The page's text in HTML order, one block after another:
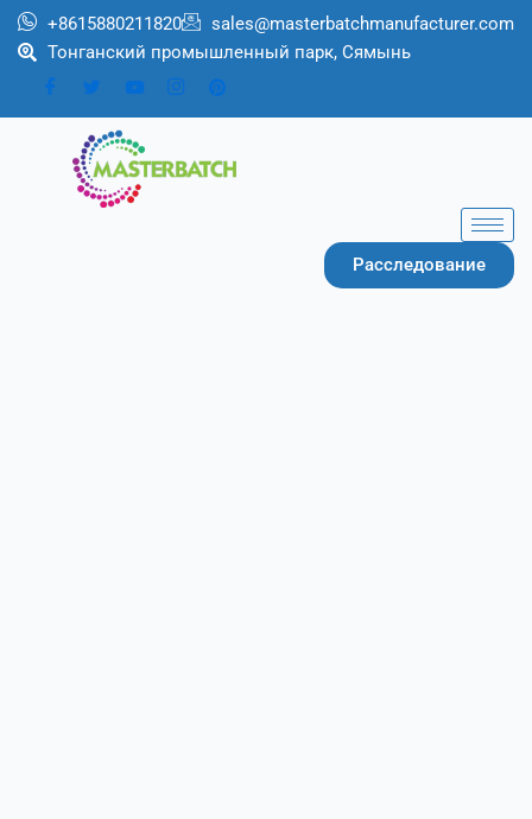
Перейти+8615880211820
sales@masterbatchmanufacturer.com
Тонганский промышленный парк, Сямынь
Расследование